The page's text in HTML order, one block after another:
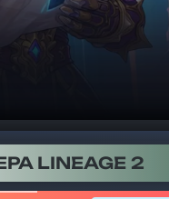
LINEAGE 2